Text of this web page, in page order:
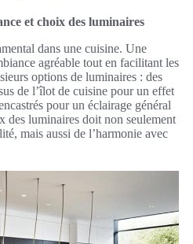
et choix des luminaires
dans une cuisine. Une
agréable tout en facilitant les
options de luminaires : des
de l’îlot de cuisine pour un effet
pour un éclairage général
des luminaires doit non seulement
mais aussi de l’harmonie avec